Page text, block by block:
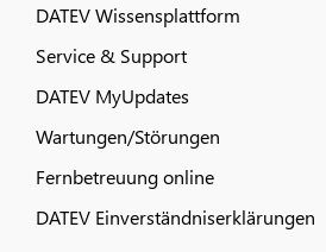
DATEV Wissensplattform
Service & Support
DATEV MyUpdates
Wartungen/Störungen
Fernbetreuung online
DATEV Einverständniserklärungen